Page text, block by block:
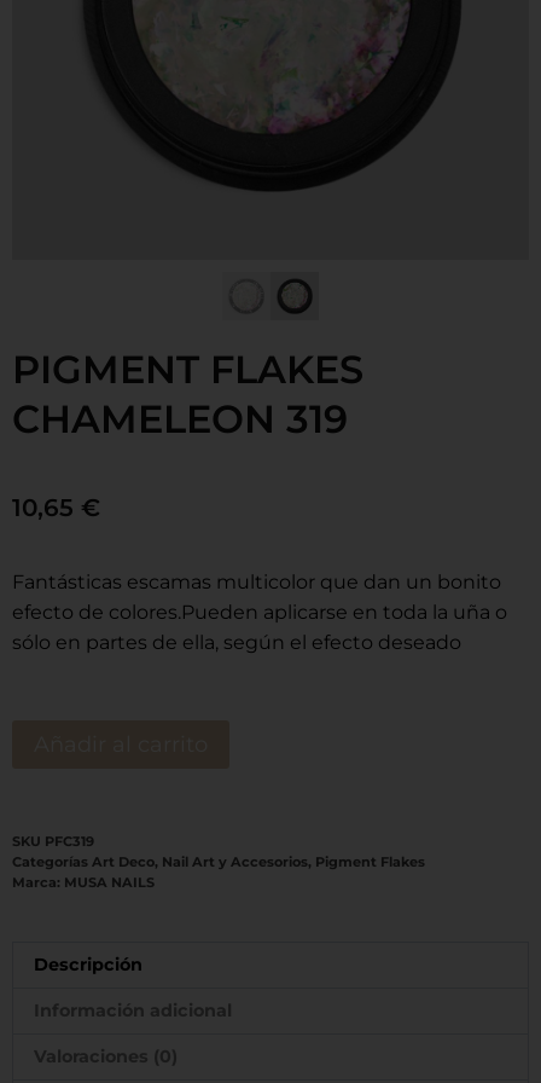
PIGMENT FLAKES
CHAMELEON 319
10,65 €
Fantásticas escamas multicolor que dan un bonito
efecto de colores.Pueden aplicarse en toda la uña o
sólo en partes de ella, según el efecto deseado
SKU PFC319
Categorías Art Deco, Nail Art y Accesorios, Pigment Flakes
Marca: MUSA NAILS
Descripción
Información adicional
Valoraciones (0)